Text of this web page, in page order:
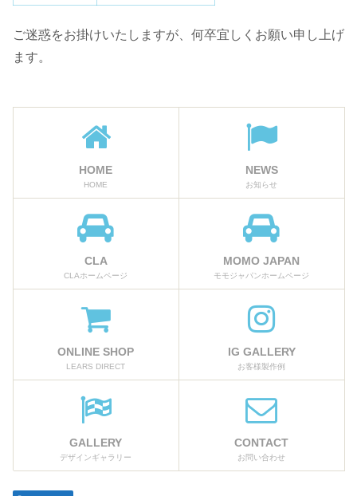
ご迷惑をお掛けいたしますが、何卒宜しくお願い申し上げ
ます。
HOME
HOME
NEWS
お知らせ
CLA
CLAホームページ
MOMO JAPAN
モモジャパンホームページ
ONLINE SHOP
LEARS DIRECT
IG GALLERY
お客様製作例
GALLERY
デザインギャラリー
CONTACT
お問い合わせ